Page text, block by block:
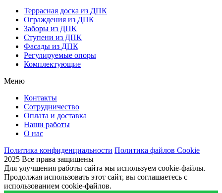
Террасная доска из ДПК
Ограждения из ДПК
Заборы из ДПК
Ступени из ДПК
Фасады из ДПК
Регулируемые опоры
Комплектующие
Меню
Контакты
Сотрудничество
Оплата и доставка
Наши работы
О нас
Политика конфиденциальности Политика файлов Cookie
2025 Все права защищены
Для улучшения работы сайта мы используем cookie-файлы.
Продолжая использовать этот сайт, вы соглашаетесь с
использованием cookie-файлов.